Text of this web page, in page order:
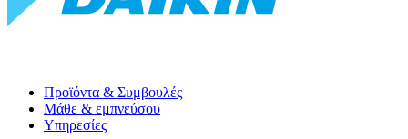
Προϊόντα & Συμβουλές
Μάθε & εμπνεύσου
Υπηρεσίες